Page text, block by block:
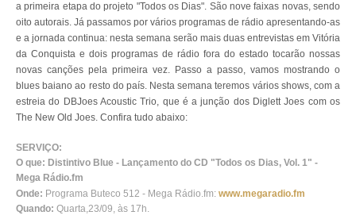
a primeira etapa do projeto "Todos os Dias". São nove faixas novas, sendo
oito autorais. Já passamos por vários programas de rádio apresentando-as
e a jornada continua: nesta semana serão mais duas entrevistas em Vitória
da Conquista e dois programas de rádio fora do estado tocarão nossas
novas canções pela primeira vez. Passo a passo, vamos mostrando o
blues baiano ao resto do país. Nesta semana teremos vários shows, com a
estreia do DBJoes Acoustic Trio, que é a junção dos Diglett Joes com os
The New Old Joes. Confira tudo abaixo:
SERVIÇO:
O que: Distintivo Blue - Lançamento do CD "Todos os Dias, Vol. 1" -
Mega Rádio.fm
Onde: Programa Buteco 512 - Mega Rádio.fm: www.megaradio.fm
Quando: Quarta,23/09, às 17h.